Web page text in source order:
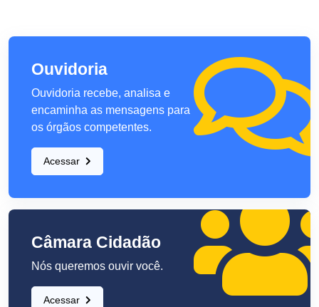
Ouvidoria
Ouvidoria recebe, analisa e
encaminha as mensagens para
os órgãos competentes.
Acessar
Câmara Cidadão
Nós queremos ouvir você.
Acessar